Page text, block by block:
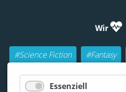
Wir
#Science Fiction #Fantasy
#Autoren
#Buch-Geeks
Essenziell